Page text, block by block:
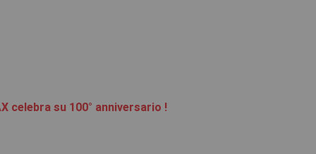
celebra su 100° anniversario !